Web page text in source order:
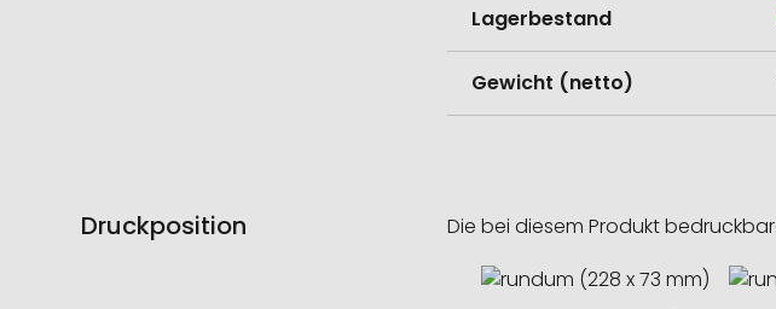
Lagerbestand
Gewicht (netto)
Druckposition Die bei diesem Produkt